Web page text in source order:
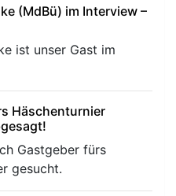
(MdBü) im Interview –
ist unser Gast im
Häschenturnier
Gastgeber fürs
gesucht.